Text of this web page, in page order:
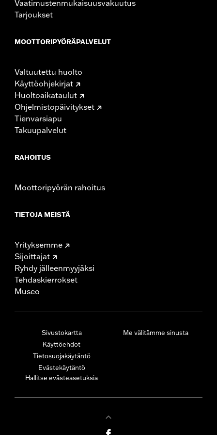
Vaatimustenmukaisuusvakuutus
Tarjoukset
MOOTTORIPYÖRÄPALVELUT
Valtuutettu huolto
Käyttöohjekirjat
Huoltoaikataulut
Ohjelmistopäivitykset
Tienvarsiapu
Takuupalvelut
RAHOITUS
Moottoripyörän rahoitus
TIETOJA MEISTÄ
Yrityksemme
Sijoittajat
Ryhdy jälleenmyyjäksi
Tehdaskierrokset
Museo
Sivustokartta
Käyttöehdot
Tietosuojakäytäntö
Evästekäytäntö
Hallitse evästeasetuksia
Me välitämme sinusta